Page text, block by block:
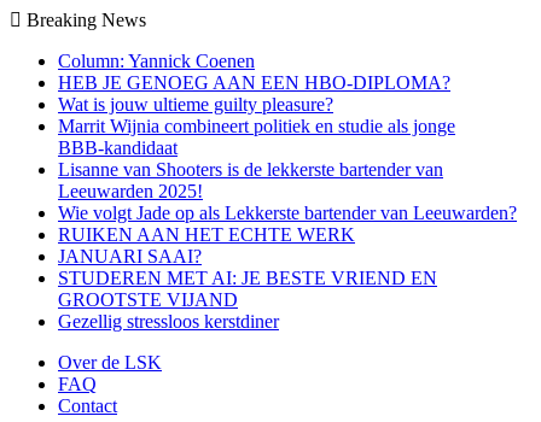
Breaking News
Column: Yannick Coenen
HEB JE GENOEG AAN EEN HBO-DIPLOMA?
Wat is jouw ultieme guilty pleasure?
Marrit Wijnia combineert politiek en studie als jonge
BBB‑kandidaat
Lisanne van Shooters is de lekkerste bartender van
Leeuwarden 2025!
Wie volgt Jade op als Lekkerste bartender van Leeuwarden?
RUIKEN AAN HET ECHTE WERK
JANUARI SAAI?
STUDEREN MET AI: JE BESTE VRIEND EN
GROOTSTE VIJAND
Gezellig stressloos kerstdiner
Over de LSK
FAQ
Contact